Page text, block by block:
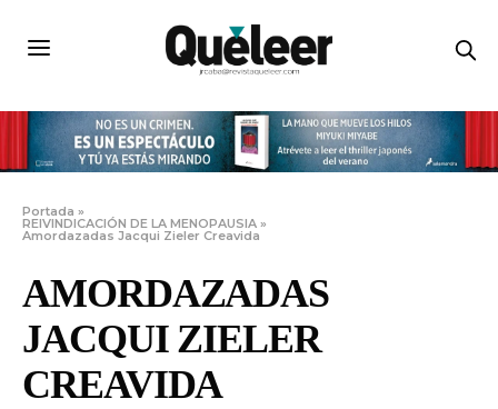
Portada »
REIVINDICACIÓN DE LA MENOPAUSIA »
Amordazadas Jacqui Zieler Creavida
AMORDAZADAS
JACQUI ZIELER
CREAVIDA